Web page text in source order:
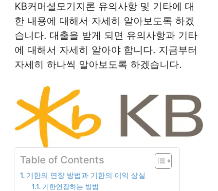
KB커머셜모기지론 유의사항 및 기타에 대
한 내용에 대해서 자세히 알아보도록 하겠
습니다. 대출을 받게 되면 유의사항과 기타
에 대해서 자세히 알아야 합니다. 지금부터
자세히 하나씩 알아보도록 하겠습니다.
Table of Contents
기한의 연장 방법과 기한의 이익 상실
기한연장하는 방법